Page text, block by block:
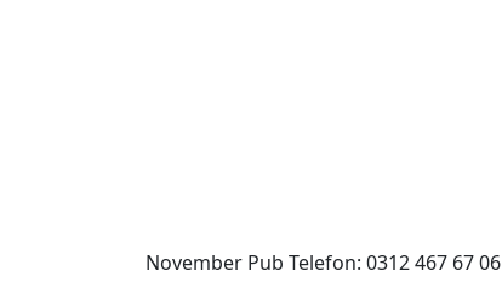
November Pub Telefon: 0312 467 67 06